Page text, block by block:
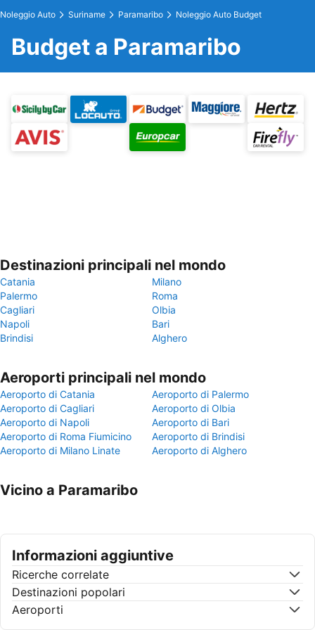
Noleggio Auto Suriname Paramaribo Noleggio Auto Budget
Budget a Paramaribo
Destinazioni principali nel mondo
Catania
Milano
Palermo
Roma
Cagliari
Olbia
Napoli
Bari
Brindisi
Alghero
Aeroporti principali nel mondo
Aeroporto di Catania
Aeroporto di Palermo
Aeroporto di Cagliari
Aeroporto di Olbia
Aeroporto di Napoli
Aeroporto di Bari
Aeroporto di Roma Fiumicino
Aeroporto di Brindisi
Aeroporto di Milano Linate
Aeroporto di Alghero
Vicino a Paramaribo
Informazioni aggiuntive
Ricerche correlate
Destinazioni popolari
Aeroporti